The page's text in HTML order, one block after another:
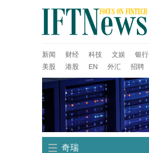
新闻 财经 科技 文娱 银行
美股
港股 EN 外汇 招聘
奇瑞